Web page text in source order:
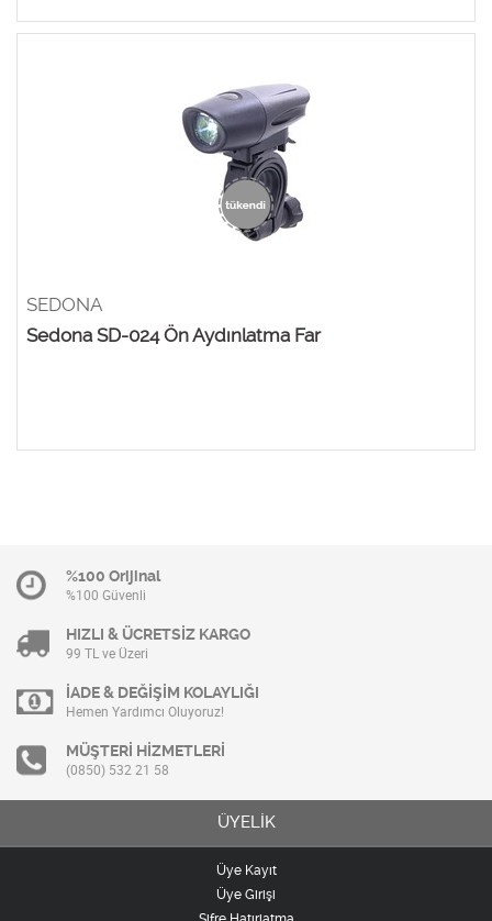
SEDONA
Sedona SD-024 Ön Aydınlatma Far
%100 Orijinal
%100 Güvenli
HIZLI & ÜCRETSİZ KARGO
99 TL ve Üzeri
İADE & DEĞİŞİM KOLAYLIĞI
Hemen Yardımcı Oluyoruz!
MÜŞTERİ HİZMETLERİ
(0850) 532 21 58
ÜYELİK
Üye Kayıt
Üye Girişi